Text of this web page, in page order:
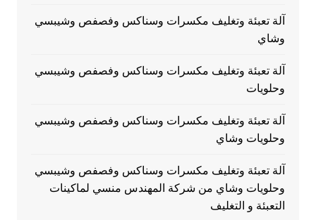
آلة تعبئة وتغليف مكسرات وسناكس وفصفص وشيبسي
وشاي
آلة تعبئة وتغليف مكسرات وسناكس وفصفص وشيبسي
وحلويات
آلة تعبئة وتغليف مكسرات وسناكس وفصفص وشيبسي
وحلويات وشاي
آلة تعبئة وتغليف مكسرات وسناكس وفصفص وشيبسي
وحلويات وشاي من شركة المهندس منسي لماكينات
التعبئة و التغليف